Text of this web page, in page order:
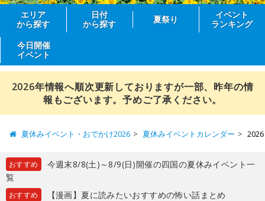
エリア
から探す
日付
から探す
夏祭り
イベント
ランキング
今日開催
イベント
2026年情報へ順次更新しておりますが一部、昨年の情
報もございます。予めご了承ください。
夏休みイベント・おでかけ2026 夏休みイベントカレンダー
おすすめ
今週末8/8(土)～8/9(日)開催の四国の夏休みイベント一
覧
おすすめ 【漫画】夏に読みたいおすすめの怖い話まとめ